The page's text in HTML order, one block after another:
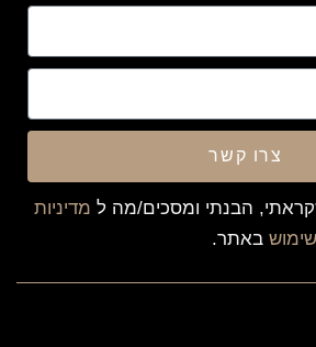
הבנתי ומסכים/מה ל מדיניות
באתר.
צרו קשר